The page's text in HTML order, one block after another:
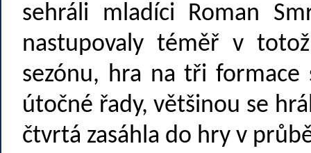
sehráli mladíci Roman
nastupovaly téměř v
sezónu, hra na tři
útočné řady, většinou se
čtvrtá zasáhla do hry v